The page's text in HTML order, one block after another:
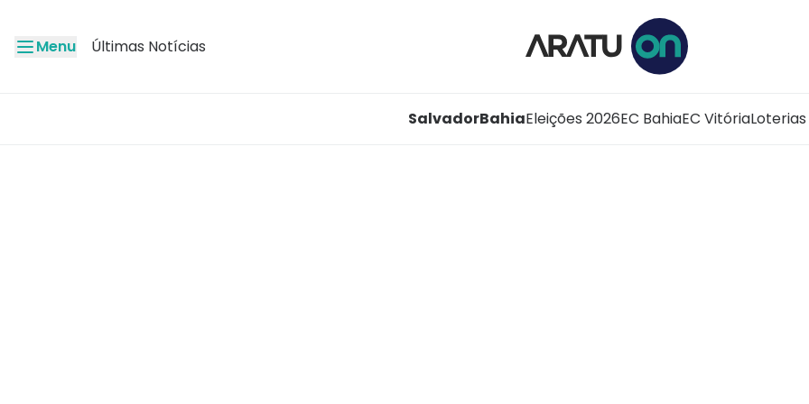
Menu Últimas Notícias
SalvadorBahiaEleições 2026EC BahiaEC VitóriaLoterias